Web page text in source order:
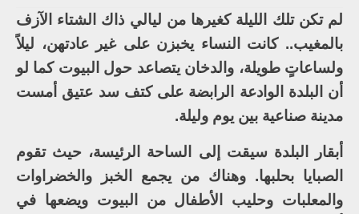
لم تكن تلك الليلة كغيرها من ليالي ذاك الشتاء الآزف
بالمغيب.. كانت النساء يخبزن على غير عادتهن، ليلاً
ولساعاتٍ طويلة، والدخان يتصاعد حول البيوت كما لو
أن البلدة الوادعة الرابضة على كتف سد عتيق أمست
مدينة صناعية بين يوم وليلة.
أبقار البلدة سيقت إلى الساحة الرئيسة، حيث تقوم
الصبايا بحلبها. وهناك من يجمع الخبز والخضراوات
والمعلبات وحليب الأطفال من البيوت ويضعها في